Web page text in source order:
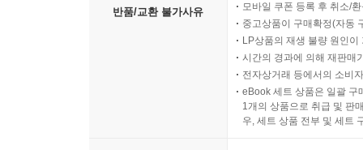
반품/교환 불가사유
모바일 쿠폰 등록 후 취소/
중고상품이 구매확정(자동
LP상품의 재생 불량 원인
시간의 경과에 의해 재판매
전자상거래 등에서의 소비
eBook 세트 상품은 일괄 구
1개의 상품으로 취급 및 판
우, 세트 상품 전부 및 세트